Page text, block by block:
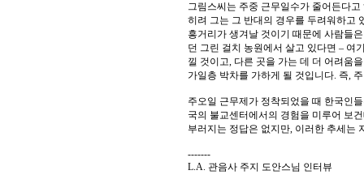
그림스씨는 주중 근무일수가 줄어든다
히려 그는 그 반대의 경우를 두려워하고
흥거리가 생겨날 것이기 때문에 사람들
던 그린 걸치 농원에서 살고 있다면 – 여
낄 것이고, 다른 곳을 가는 데 더 어려움
가일층 박차를 가하게 될 것입니다. 즉,
주오일 근무제가 정착되었을 때 한국인
국의 불교센터에서의 경험을 미루어 보
부러지는 정답은 없지만, 이러한 추세는
-------
L.A. 관음사 주지 도안스님 인터뷰